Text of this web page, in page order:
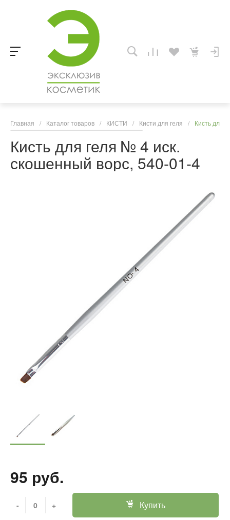
Главная / Каталог товаров / КИСТИ / Кисти для геля / Кисть для
Кисть для геля № 4 иск.
скошенный ворс, 540-01-4
95 руб.
- + Купить